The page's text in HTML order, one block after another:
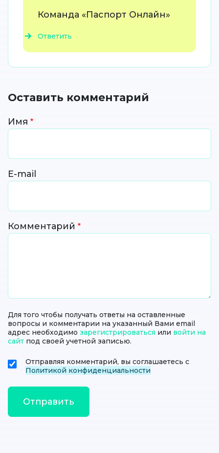
Команда «Паспорт Онлайн»
Ответить
Оставить комментарий
Имя
E-mail
Комментарий
Для того чтобы получать ответы на оставленные
вопросы и комментарии на указанный Вами email
адрес необходимо зарегистрироваться или войти на
сайт под своей учетной записью.
Отправляя комментарий, вы соглашаетесь с
Политикой конфиденциальности